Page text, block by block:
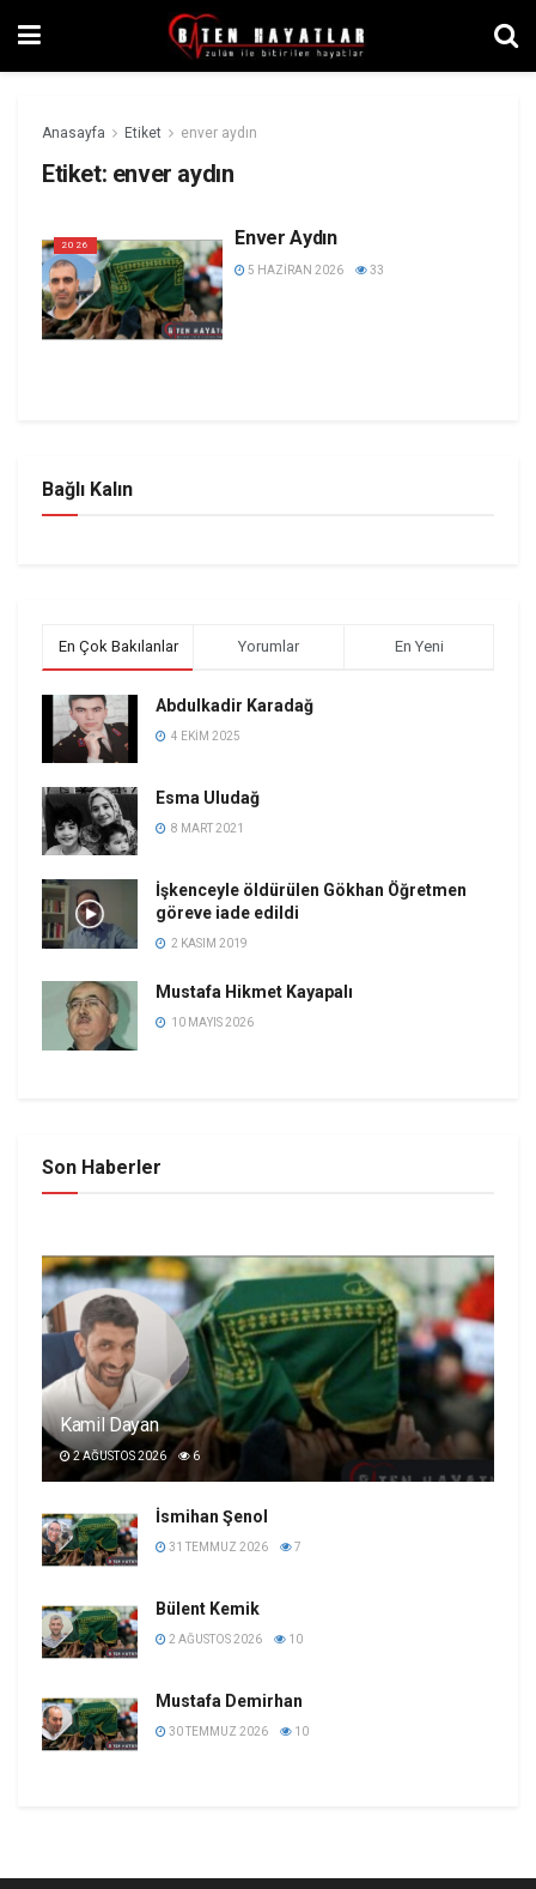
Anasayfa Etiket enver aydın
Etiket: enver aydın
2026 Enver Aydın
5 HAZIRAN 2026 33
Bağlı Kalın
En Çok Bakılanlar Yorumlar En Yeni
Abdulkadir Karadağ
4 EKIM 2025
Esma Uludağ
8 MART 2021
İşkenceyle öldürülen Gökhan Öğretmen
göreve iade edildi
2 KASIM 2019
Mustafa Hikmet Kayapalı
10 MAYIS 2026
Son Haberler
Kamil Dayan
2 AĞUSTOS 2026 6
İsmihan Şenol
31 TEMMUZ 2026 7
Bülent Kemik
2 AĞUSTOS 2026 10
Mustafa Demirhan
30 TEMMUZ 2026 10